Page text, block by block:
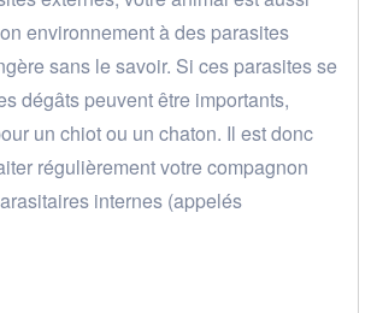
environnement à des parasites
sans le savoir. Si ces parasites se
dégâts peuvent être importants,
un chiot ou un chaton. Il est donc
régulièrement votre compagnon
internes (appelés